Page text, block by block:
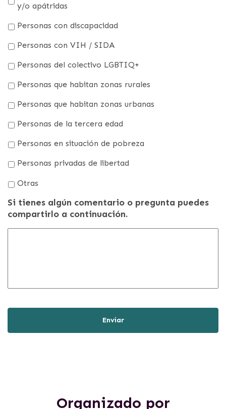
y/o apátridas
Personas con discapacidad
Personas con VIH / SIDA
Personas del colectivo LGBTIQ+
Personas que habitan zonas rurales
Personas que habitan zonas urbanas
Personas de la tercera edad
Personas en situación de pobreza
Personas privadas de libertad
Otras
Si tienes algún comentario o pregunta puedes
compartirlo a continuación.
Organizado por